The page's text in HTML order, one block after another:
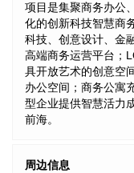
项目是集聚商务办公
化的创新科技智慧商
科技、创意设计、金
高端商务运营平台；
具开放艺术的创意空
办公空间；商务公寓
型企业提供智慧活力
前海。
周边信息